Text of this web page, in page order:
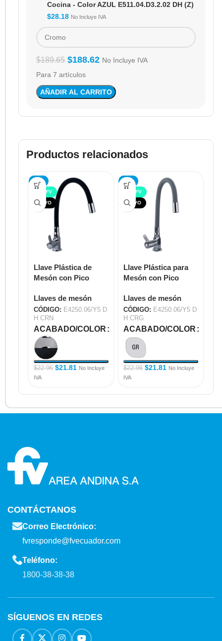
Cocina - Color AZUL E511.04.D3.2.02 DH (Z)
$28.18 No Incluye IVA
$189.65 $188.62 No Incluye IVA
Para 7 artículos
AÑADIR AL CARRITO
Productos relacionados
-5%
TOP FV
NUEVO
Llave Plástica de
Mesón con Pico
Cocina TREVISO
E4250.06/Y5 DH CRN
Llaves de mesón
CÓDIGO: E4250.06/Y5 D
H CRN
ACABADO/COLOR
$22.96 $21.81 No Incluye
IVA
-5%
TOP FV
NUEVO
Llave Plástica para
Mesón con Pico
Cocina TREVISO
E4250.06/Y5 DH CRG
Llaves de mesón
CÓDIGO: E4250.06/Y5 D
H CRG
ACABADO/COLOR
$22.96 $21.81 No Incluye
IVA
CONTÁCTANOS
Correo Electrónico:
fvresponde@fvecuador.com
Teléfono:
1800-38-38-38
SÍGUENOS EN REDES